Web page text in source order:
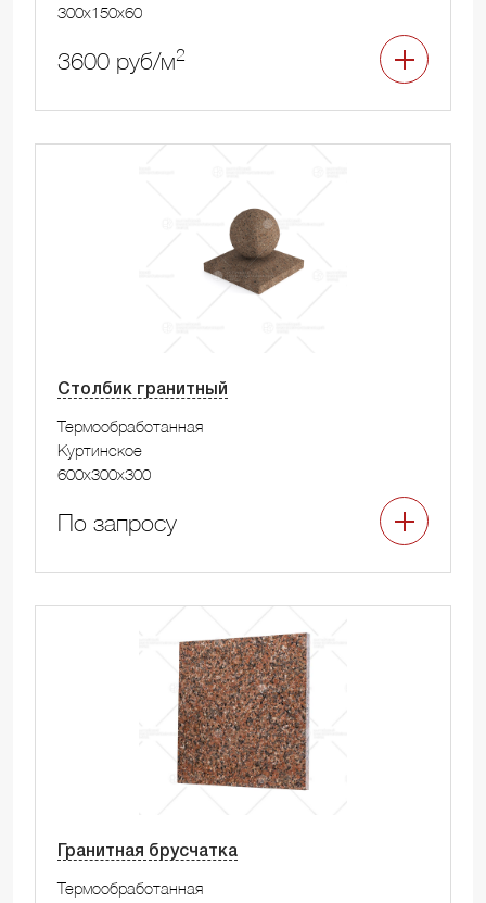
300x150x60
3600 руб/м2
Столбик гранитный
Термообработанная
Куртинское
600x300x300
По запросу
Гранитная брусчатка
Термообработанная